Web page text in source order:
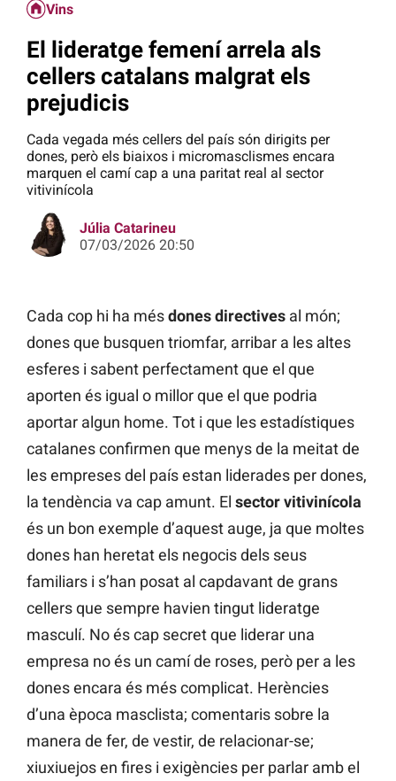
Vins
El lideratge femení arrela als
cellers catalans malgrat els
prejudicis
Cada vegada més cellers del país són dirigits per
dones, però els biaixos i micromasclismes encara
marquen el camí cap a una paritat real al sector
vitivinícola
Júlia Catarineu
07/03/2026 20:50
Cada cop hi ha mésdones directives al món;
dones que busquen triomfar, arribar a les altes
esferes i sabent perfectament que el que
aporten és igual o millor que el que podria
aportar algun home. Tot i que les estadístiques
catalanes confirmen que menys de la meitat de
les empreses del país estan liderades per dones,
la tendència va cap amunt. El sector vitivinícola
és un bon exemple d’aquest auge, ja que moltes
dones han heretat els negocis dels seus
familiars i s’han posat al capdavant de grans
cellers que sempre havien tingut lideratge
masculí. No és cap secret que liderar una
empresa no és un camí de roses, però per a les
dones encara és més complicat. Herències
d’una època masclista; comentaris sobre la
manera de fer, de vestir, de relacionar-se;
xiuxiuejos en fires i exigències per parlar amb el